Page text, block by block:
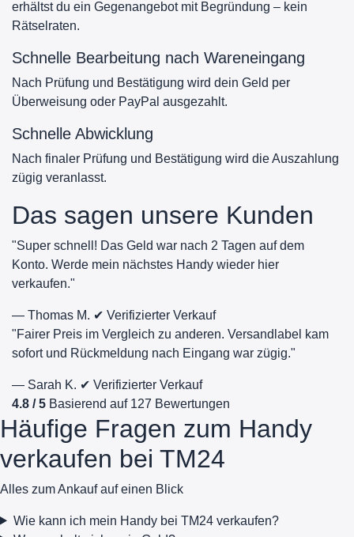
erhältst du ein Gegenangebot mit Begründung – kein
Rätselraten.
Schnelle Bearbeitung nach Wareneingang
Nach Prüfung und Bestätigung wird dein Geld per
Überweisung oder PayPal ausgezahlt.
Schnelle Abwicklung
Nach finaler Prüfung und Bestätigung wird die Auszahlung
zügig veranlasst.
Das sagen unsere Kunden
"Super schnell! Das Geld war nach 2 Tagen auf dem
Konto. Werde mein nächstes Handy wieder hier
verkaufen."
— Thomas M. ✔ Verifizierter Verkauf
"Fairer Preis im Vergleich zu anderen. Versandlabel kam
sofort und Rückmeldung nach Eingang war zügig."
— Sarah K. ✔ Verifizierter Verkauf
4.8 / 5 Basierend auf 127 Bewertungen
Häufige Fragen zum Handy
verkaufen bei TM24
Alles zum Ankauf auf einen Blick
Wie kann ich mein Handy bei TM24 verkaufen?